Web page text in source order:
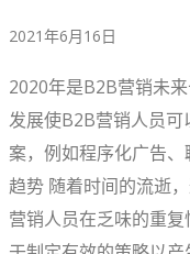
2021年6月16日
2020年是B2B营销未
发展使B2B营销人员
案，例如程序化广告
趋势 随着时间的流逝
营销人员在乏味的重